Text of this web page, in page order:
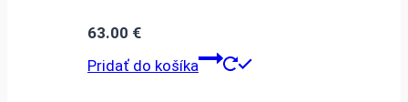
63.00 €
Pridať do košíka